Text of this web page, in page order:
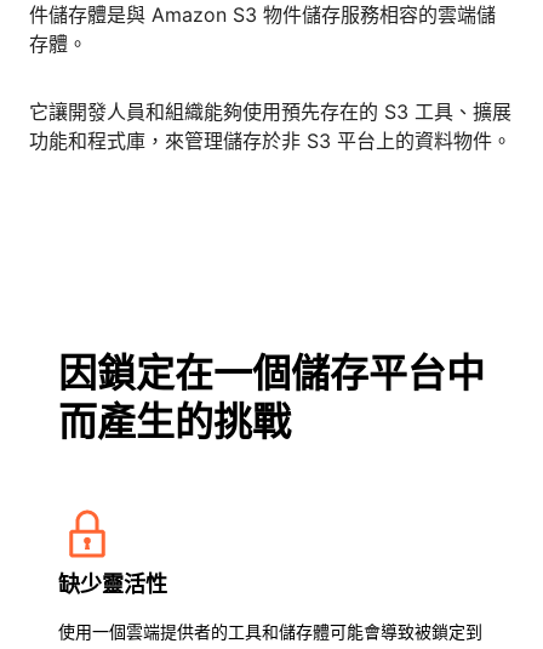
件儲存體是與 Amazon S3 物件儲存服務相容的雲端儲
存體。
它讓開發人員和組織能夠使用預先存在的 S3 工具、擴展
功能和程式庫，來管理儲存於非 S3 平台上的資料物件。
因鎖定在一個儲存平台中
而產生的挑戰
缺少靈活性
使用一個雲端提供者的工具和儲存體可能會導致被鎖定到